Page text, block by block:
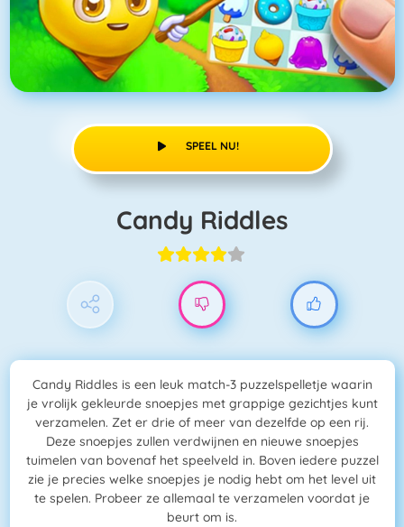
SPEEL NU!
Candy Riddles
Candy Riddles is een leuk match-3 puzzelspelletje waarin
je vrolijk gekleurde snoepjes met grappige gezichtjes kunt
verzamelen. Zet er drie of meer van dezelfde op een rij.
Deze snoepjes zullen verdwijnen en nieuwe snoepjes
tuimelen van bovenaf het speelveld in. Boven iedere puzzel
zie je precies welke snoepjes je nodig hebt om het level uit
te spelen. Probeer ze allemaal te verzamelen voordat je
beurt om is.